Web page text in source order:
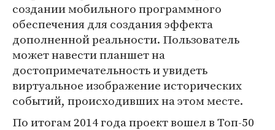
создании мобильного программного
обеспечения для создания эффекта
дополненной реальности. Пользователь
может навести планшет на
достопримечательность и увидеть
виртуальное изображение исторических
событий, происходивших на этом месте.
По итогам 2014 года проект вошел в Топ-50